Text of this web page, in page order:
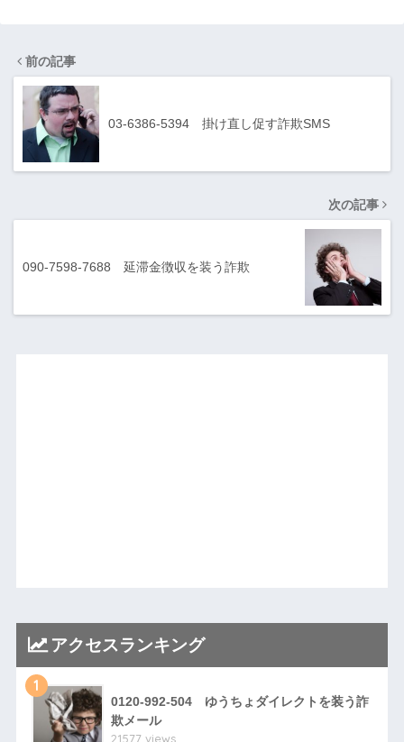
前の記事
03-6386-5394 掛け直し促す詐欺SMS
次の記事
090-7598-7688 延滞金徴収を装う詐欺
アクセスランキング
1
0120-992-504 ゆうちょダイレクトを装う詐
欺メール
21577 views